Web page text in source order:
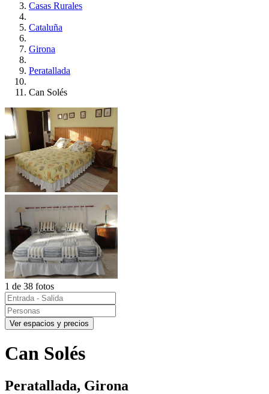
Casas Rurales
Cataluña
Girona
Peratallada
Can Solés
1 de 38 fotos
Ver espacios y precios
Can Solés
Peratallada, Girona